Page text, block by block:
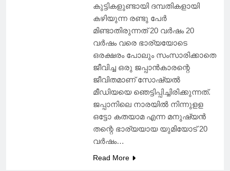
കുട്ടികളുണ്ടായി ദമ്പതികളായി
കഴിയുന്ന രണ്ടു പേർ
മിണ്ടാതിരുന്നത് 20 വർഷം 20
വർഷം വരെ ഭാര്യയോടെ
ഒരക്ഷരം പോലും സംസാരിക്കാതെ
ജീവിച്ച ഒരു ജപ്പാൻകാരന്റെ
ജീവിതമാണ് സോഷ്യല്‍
മീഡിയയെ ഞെട്ടിപ്പിച്ചിരിക്കുന്നത്.
ജപ്പാനിലെ നാരയില്‍ നിന്നുളള
ഒട്ടോ കതയാമ എന്ന മനുഷ്യൻ
തന്റെ ഭാര്യയായ യുമിയോട് 20
വർഷം…
Read More